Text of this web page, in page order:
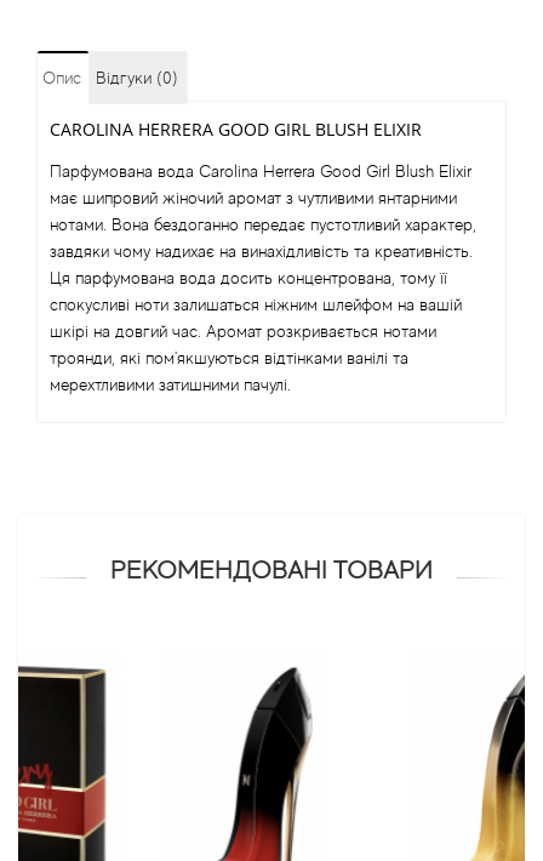
Опис Відгуки (0)
CAROLINA HERRERA GOOD GIRL BLUSH ELIXIR
Парфумована вода Carolina Herrera Good Girl Blush Elixir
має шипровий жіночий аромат з чутливими янтарними
нотами. Вона бездоганно передає пустотливий характер,
завдяки чому надихає на винахідливість та креативність.
Ця парфумована вода досить концентрована, тому її
спокусливі ноти залишаться ніжним шлейфом на вашій
шкірі на довгий час. Аромат розкривається нотами
троянди, які пом'якшуються відтінками ванілі та
мерехтливими затишними пачулі.
РЕКОМЕНДОВАНІ ТОВАРИ
Annick Goutal
Antonia's Flowers
Antonio Banderas
Antonio Puig
Antonio Visconti
Ariana Grande
Armand Basi